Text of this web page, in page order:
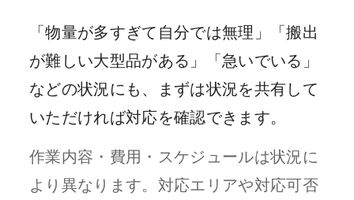
「物量が多すぎて自分では無理」「搬出
が難しい大型品がある」「急いでいる」
などの状況にも、まずは状況を共有して
いただければ対応を確認できます。
作業内容・費用・スケジュールは状況に
より異なります。対応エリアや対応可否